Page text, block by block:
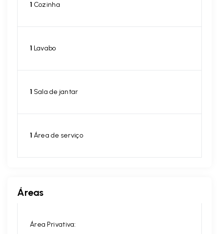
1 Cozinha
1 Lavabo
1 Sala de jantar
1 Área de serviço
Áreas
Área Privativa: